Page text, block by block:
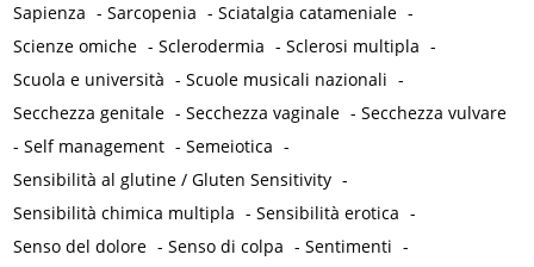
Sapienza -Sarcopenia -Sciatalgia catameniale -
Scienze omiche -Sclerodermia -Sclerosi multipla -
Scuola e università -Scuole musicali nazionali -
Secchezza genitale -Secchezza vaginale -Secchezza vulvare
-Self management -Semeiotica -
Sensibilità al glutine / Gluten Sensitivity -
Sensibilità chimica multipla -Sensibilità erotica -
Senso del dolore -Senso di colpa -Sentimenti -